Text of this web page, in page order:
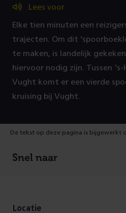
Lees voor
Elke tien minuten een
trajecten. Om dit
te maken, is landelijk
hiervoor nodig zijn. Tussen
Vught komt er een vierde
kruising bij Vught.
De tekst op deze pagina is bijgewerkt
Snel naar
Locatie